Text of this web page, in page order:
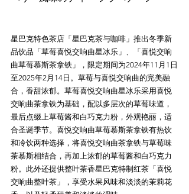
星巴克特色茶店「星巴克茶与咖啡」推出冬季新
品饮品「草莓喜悦交响曲星冰乐」、「喜悦交响
曲草莓慕斯茶拿铁」，限定期间为2024年11月1日
至2025年2月14日。草莓与喜悦交响曲的完美融
合，香甜浓郁。草莓喜悦交响曲星冰乐采用喜悦
交响曲茶拿铁为基础，配以多层次的草莓味道，
最后点缀上草莓酱和白巧克力粉，外观艳丽，适
合圣诞季节。喜悦交响曲草莓慕斯茶拿铁有热饮
和冷饮两种选择，将喜悦交响曲茶拿铁与草莓味
茶慕斯相结合，再加上浓郁的草莓酱和白巧克力
粉。此外还提供整叶茶香星巴克特制红茶「喜悦
交响曲整叶茶」，享受水果风味和淡淡的茉莉花